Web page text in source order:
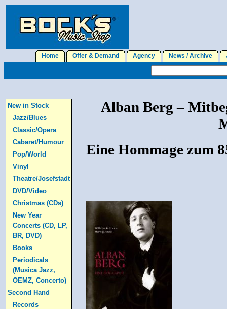
Home Offer & Demand Agency News / Archive
New in Stock
Jazz/Blues
Classic/Opera
Cabaret/Humour
Pop/World
Vinyl
Theatre/Josefstadt
DVD/Video
Christmas (CDs)
New Year
Concerts (CD, LP,
BR, DVD)
Books
Periodicals
(Musica Jazz,
OEMZ, Concerto)
Second Hand
Records
Alban Berg –
Eine Hommage zum